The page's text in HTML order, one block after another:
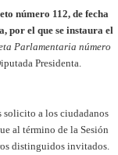
número 112, de fecha
por el que se instaura el
Parlamentaria número
Presidenta.
solicito a los ciudadanos
al término de la Sesión
distinguidos invitados.